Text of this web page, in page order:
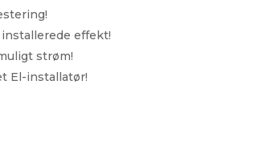
effekt!
strøm!
El-installatør!